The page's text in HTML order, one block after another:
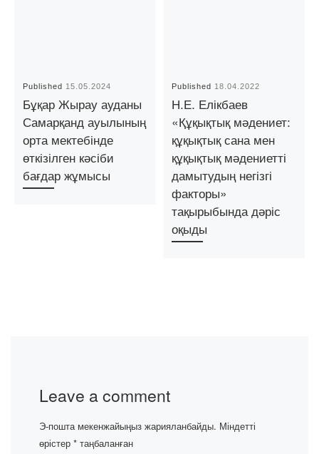
Published 15.05.2024
Бұқар Жырау ауданы
Самарқанд ауылының
орта мектебінде
өткізілген кәсіби
бағдар жұмысы
Published 18.04.2022
Н.Е. Елікбаев
«Құқықтық мәдениет:
құқықтық сана мен
құқықтық мәдениетті
дамытудың негізгі
факторы»
тақырыбында дәріс
оқыды
Leave a comment
Э-пошта мекенжайыңыз жарияланбайды. Міндетті
өрістер * таңбаланған